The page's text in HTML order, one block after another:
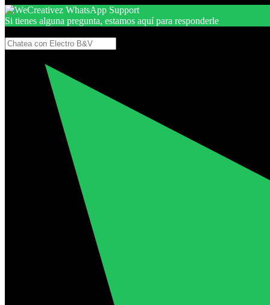
Si tienes alguna pregunta, estamos aquí para responderle